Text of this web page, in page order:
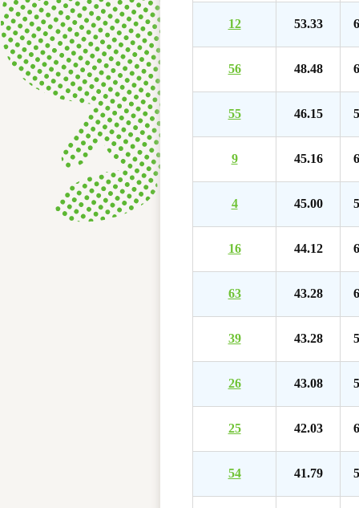
12 53.33
56 48.48
55 46.15
9 45.16
4 45.00
16 44.12
63 43.28
39 43.28
26 43.08
25 42.03
54 41.79